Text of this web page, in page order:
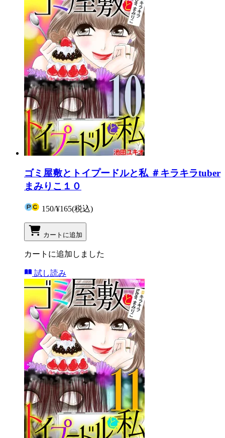
ゴミ屋敷とトイプードルと私 ＃キラキラtuber
まみりこ１０
150/¥165(税込)
カートに追加
カートに追加しました
試し読み